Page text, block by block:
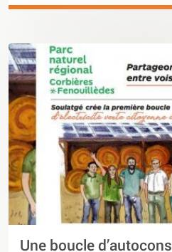
Une boucle